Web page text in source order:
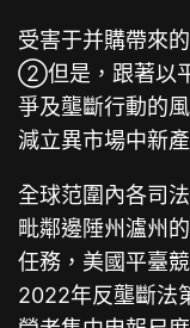
受害于并購帶來
②但是，跟著以
爭及壟斷行動的
減立異市場中新
全球范圍內各司
毗鄰邊陲州瀘州
任務，美國平臺
2022年反壟斷法